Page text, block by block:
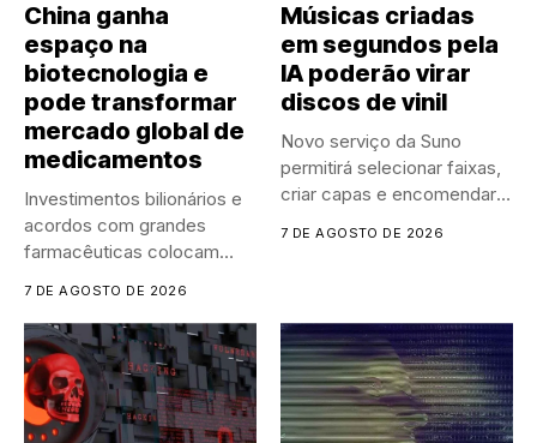
China ganha
espaço na
biotecnologia e
pode transformar
mercado global de
medicamentos
Investimentos bilionários e
acordos com grandes
farmacêuticas colocam
7 DE AGOSTO DE 2026
Músicas criadas
em segundos pela
IA poderão virar
discos de vinil
Novo serviço da Suno
permitirá selecionar faixas,
criar capas e encomendar
7 DE AGOSTO DE 2026